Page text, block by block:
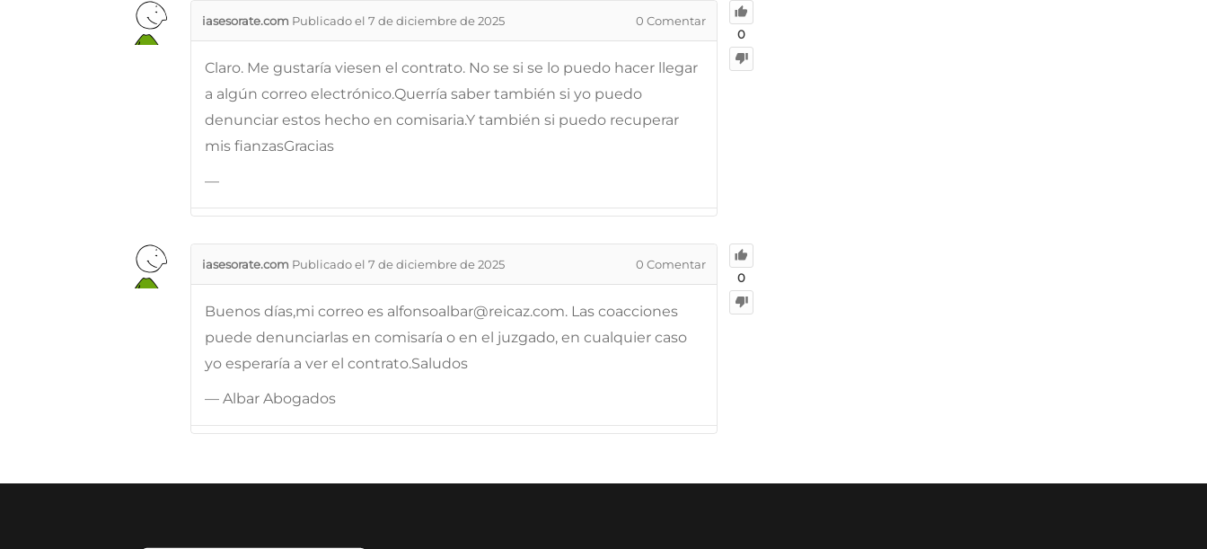
0
iasesorate.com Publicado el 7 de diciembre de 2025 0 Comentar
Claro. Me gustaría viesen el contrato. No se si se lo puedo hacer llegar
a algún correo electrónico.Querría saber también si yo puedo
denunciar estos hecho en comisaria.Y también si puedo recuperar
mis fianzasGracias
—
0
iasesorate.com Publicado el 7 de diciembre de 2025 0 Comentar
Buenos días,mi correo es alfonsoalbar@reicaz.com. Las coacciones
puede denunciarlas en comisaría o en el juzgado, en cualquier caso
yo esperaría a ver el contrato.Saludos
— Albar Abogados